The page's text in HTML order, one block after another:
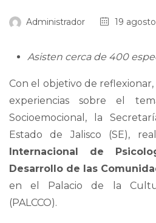
Administrador 19
Asisten cerca de 400
Con el objetivo de
experiencias sobre el
Socioemocional, la
Estado de Jalisco (SE),
Internacional de
Desarrollo de las
en el Palacio de la
(PALCCO).